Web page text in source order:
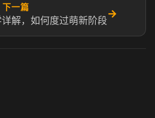
下一篇
解，如何度过萌新阶段
→